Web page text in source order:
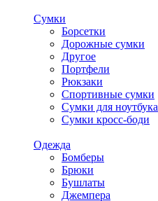
Сумки
Борсетки
Дорожные сумки
Другое
Портфели
Рюкзаки
Спортивные сумки
Сумки для ноутбука
Сумки кросс-боди
Одежда
Бомберы
Брюки
Бушлаты
Джемпера